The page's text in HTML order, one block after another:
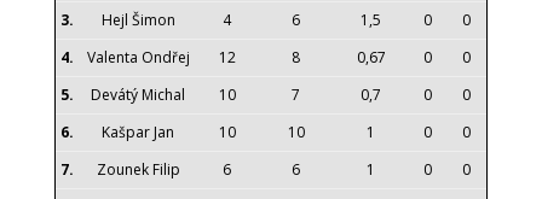
3.
Hejl Šimon 4 6 1,5 0
0
4.
Valenta Ondřej 12 8 0,67 0
0
5.
Devátý Michal 10 7 0,7 0
0
6.
Kašpar Jan 10 10 1 0
0
7.
Zounek Filip 6 6 1 0
0